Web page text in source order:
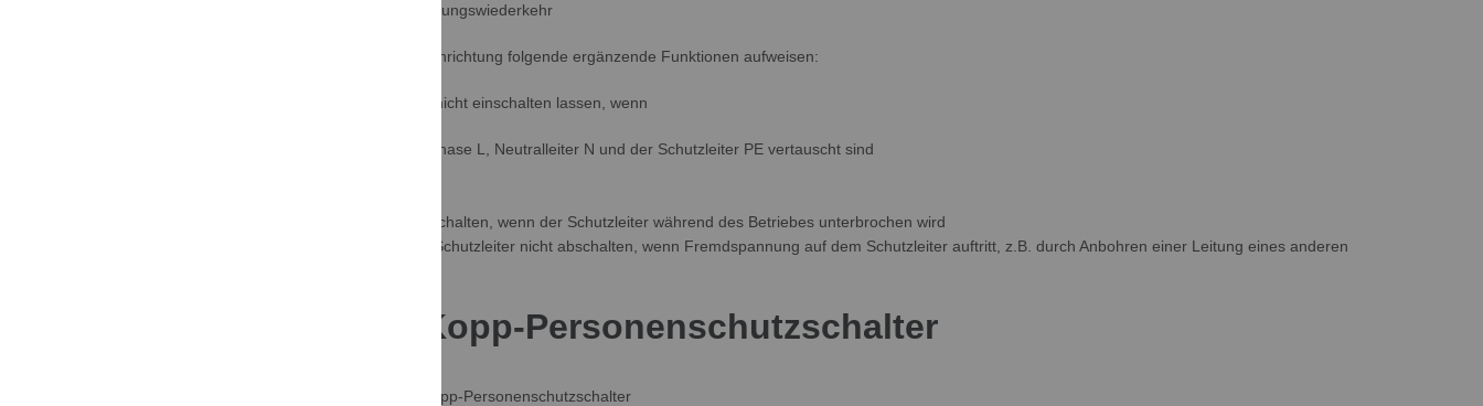
kein selbständiges Wiedereinschalten nach Spannungswiederkehr
Außerdem muss diese ortsveränderliche Schutzeinrichtung folgende ergänzende Funktionen aufweisen:
die ortsveränderliche Schutzeinrichtung darf sich nicht einschalten lassen, wenn
die Steckdose Verdrahtungsfehler aufweist, z.B. Phase L, Neutralleiter N und der Schutzleiter PE vertauscht sind
die ortsveränderliche Schutzeinrichtung muss abschalten, wenn der Schutzleiter während des Betriebes unterbrochen wird
die ortsveränderliche Schutzeinrichtung darf den Schutzleiter nicht abschalten, wenn Fremdspannung auf dem Schutzleiter auftritt, z.B. durch Anbohren einer Leitung eines anderen
Kopp-Personenschutzschalter
Kopp-Personenschutzschalter